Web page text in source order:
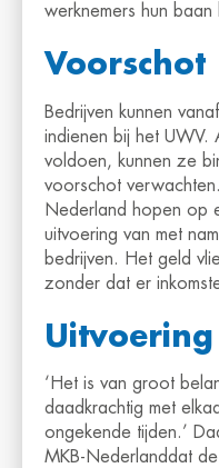
werknemers hun baan
Voorschot
Bedrijven kunnen
indienen bij het
voldoen, kunnen ze
voorschot
Nederland hopen op
uitvoering van met
bedrijven. Het geld
zonder dat er
Uitvoering
‘Het is van groot
daadkrachtig met
ongekende tijden.’
MKB-Nederlanddat